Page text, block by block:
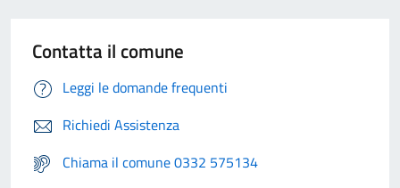
Contatta il comune
Leggi le domande frequenti
Richiedi Assistenza
Chiama il comune 0332 575134